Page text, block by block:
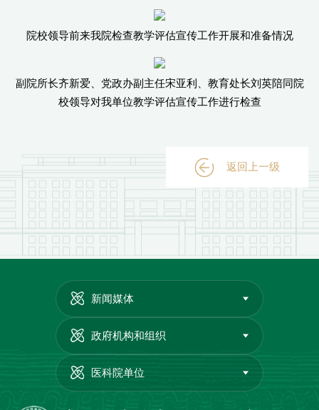
院校领导前来我院检查教学评估宣传工作开展和准备情况
副院所长齐新爱、党政办副主任宋亚利、教育处长刘英陪同院
校领导对我单位教学评估宣传工作进行检查
返回上一级
新闻媒体
政府机构和组织
医科院单位